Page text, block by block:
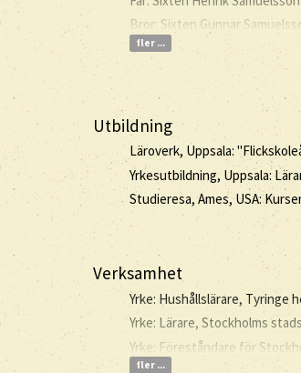
Bror: Sixten Gunnar
fler ...
Utbildning
Läroverk, Uppsala:
Yrkesutbildning, Uppsala:
Studieresa, Ames, USA:
Verksamhet
Yrke: Hushållslärare, Tyringe
Yrke: Lärare, Stockholms
Yrke: Föreståndare för
fler ...